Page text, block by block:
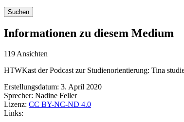
Suchen
Informationen zu diesem Medium
119 Ansichten
HTWKast der Podcast zur Studienorientierung: Tina
Erstellungsdatum: 3. April 2020
Sprecher: Nadine Feller
Lizenz: CC BY-NC-ND 4.0
Links: